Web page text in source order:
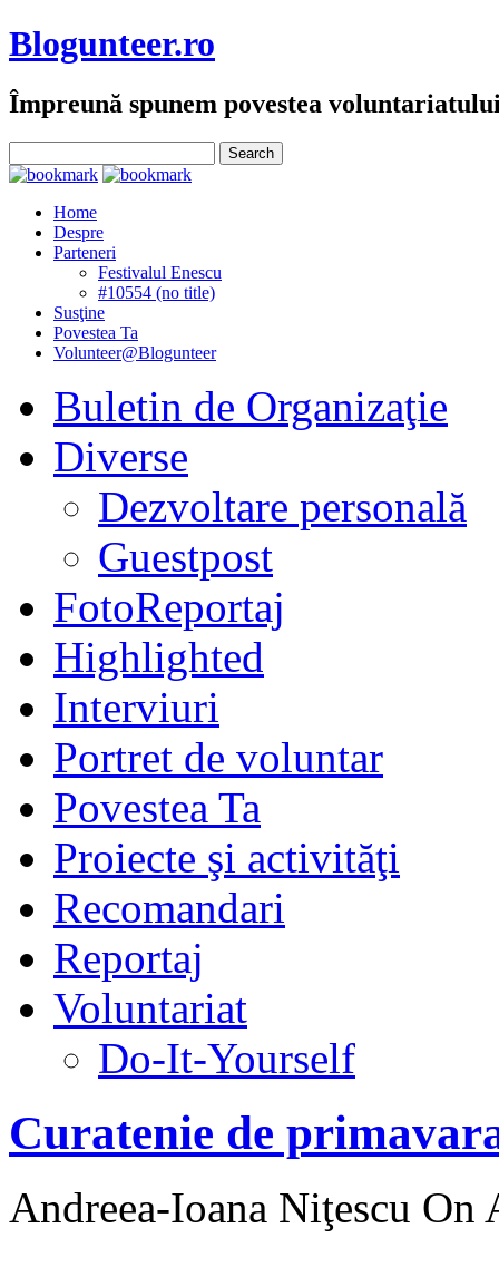
Blogunteer.ro
Împreună spunem povestea
Home
Despre
Parteneri
Festivalul Enescu
#10554 (no title)
Susţine
Povestea Ta
Volunteer@Blogunteer
Buletin de Organizaţie
Diverse
Dezvoltare personală
Guestpost
FotoReportaj
Highlighted
Interviuri
Portret de voluntar
Povestea Ta
Proiecte şi activităţi
Recomandari
Reportaj
Voluntariat
Do-It-Yourself
Curatenie de
Andreea-Ioana Niţescu On